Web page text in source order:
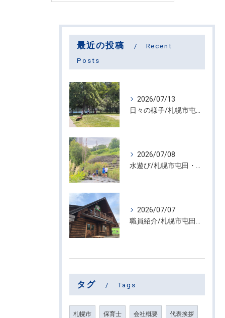
最近の投稿
Recent
Posts
2026/07/13
2026/07/08
2026/07/07
タグ Tags
札幌市 保育士 会社概要 代表挨拶